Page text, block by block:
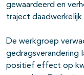
gewaardeerd en
traject
De werkgroep
gedragsverandering
positief effect op